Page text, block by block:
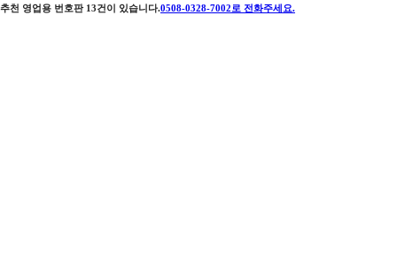
추천 영업용 번호판 13건이 있습니다.0508-0328-7002 로 전화주세요.